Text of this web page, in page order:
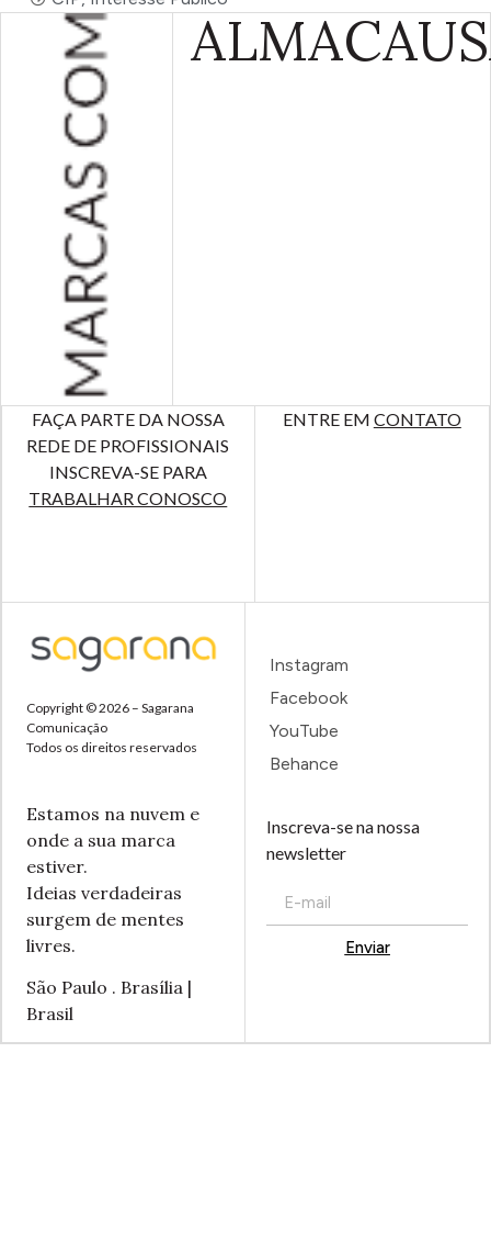
ALMA
FAÇA PARTE DA NOSSA
REDE DE PROFISSIONAIS
INSCREVA-SE PARA
TRABALHAR CONOSCO
ENTRE EM CONTATO
Copyright © 2026 – Sagarana
Comunicação
Todos os direitos reservados
Estamos na nuvem e
onde a sua marca
estiver.
Ideias verdadeiras
surgem de mentes
livres.
São Paulo . Brasília |
Brasil
Instagram
Facebook
YouTube
Behance
Inscreva-se na nossa
newsletter
Enviar